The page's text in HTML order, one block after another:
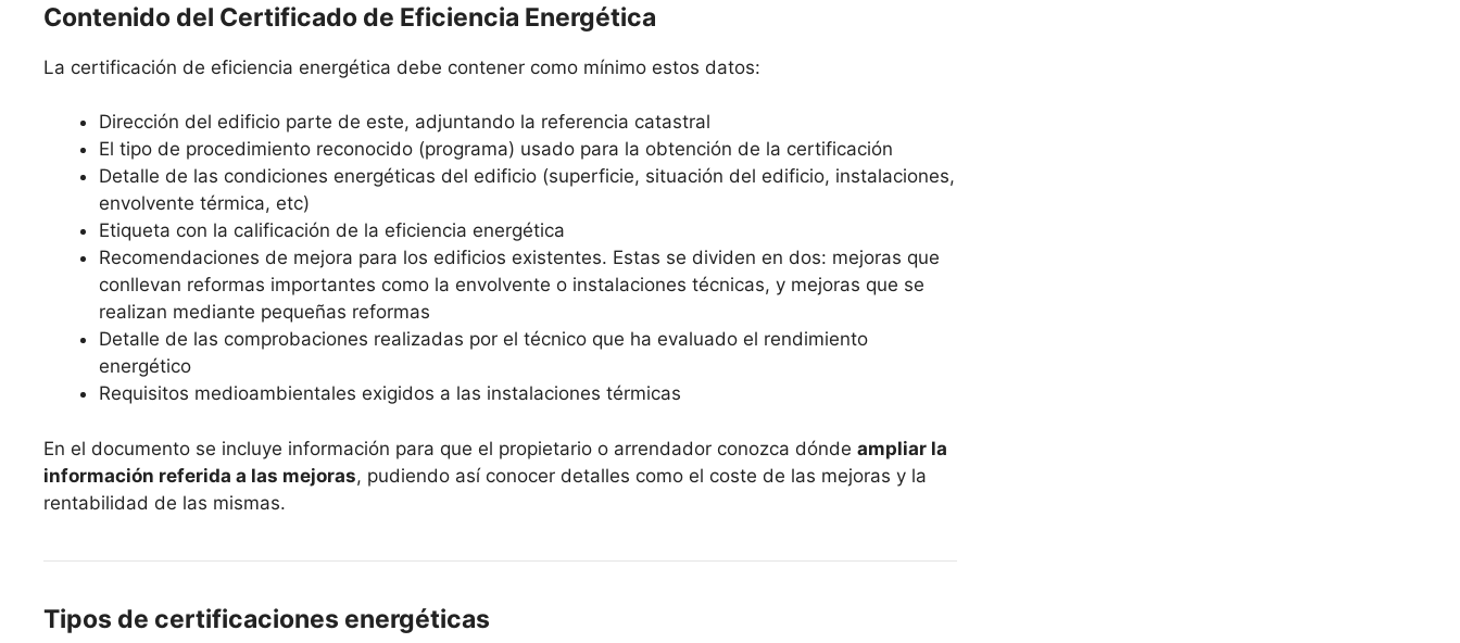
Contenido del Certificado de Eficiencia Energética
La certificación de eficiencia energética debe contener como mínimo estos datos:
Dirección del edificio parte de este, adjuntando la referencia catastral
El tipo de procedimiento reconocido (programa) usado para la obtención de la certificación
Detalle de las condiciones energéticas del edificio (superficie, situación del edificio, instalaciones,
envolvente térmica, etc)
Etiqueta con la calificación de la eficiencia energética
Recomendaciones de mejora para los edificios existentes. Estas se dividen en dos: mejoras que
conllevan reformas importantes como la envolvente o instalaciones técnicas, y mejoras que se
realizan mediante pequeñas reformas
Detalle de las comprobaciones realizadas por el técnico que ha evaluado el rendimiento
energético
Requisitos medioambientales exigidos a las instalaciones térmicas
En el documento se incluye información para que el propietario o arrendador conozca dónde ampliar la
información referida a las mejoras, pudiendo así conocer detalles como el coste de las mejoras y la
rentabilidad de las mismas.
Tipos de certificaciones energéticas